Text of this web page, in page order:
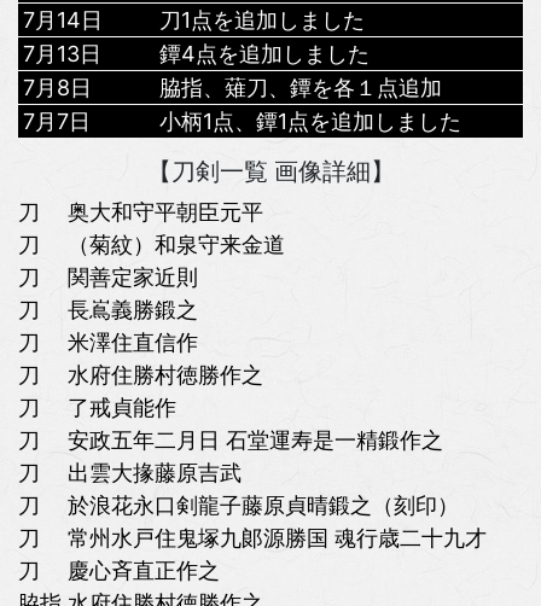
7月14日
刀1点を追加しました
7月13日
鐔4点を追加しました
7月8日
脇指、薙刀、鐔を各１点追加
7月7日
小柄1点、鐔1点を追加しました
【刀剣一覧 画像詳細】
刀 奥大和守平朝臣元平
刀 （菊紋）和泉守来金道
刀 関善定家近則
刀 長嶌義勝鍛之
刀 米澤住直信作
刀 水府住勝村徳勝作之
刀 了戒貞能作
刀 安政五年二月日 石堂運寿是一精鍛作之
刀 出雲大掾藤原吉武
刀 於浪花永口剣龍子藤原貞晴鍛之（刻印）
刀 常州水戸住鬼塚九郞源勝国 魂行歳二十九才
刀 慶心斉直正作之